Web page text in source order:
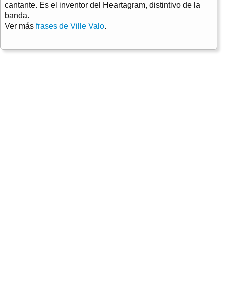
cantante. Es el inventor del Heartagram, distintivo de la
banda.
Ver más frases de Ville Valo.